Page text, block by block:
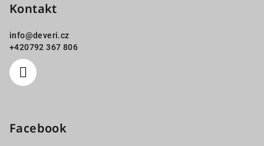
Kontakt
info@deveri.cz
+420792 367 806
Facebook